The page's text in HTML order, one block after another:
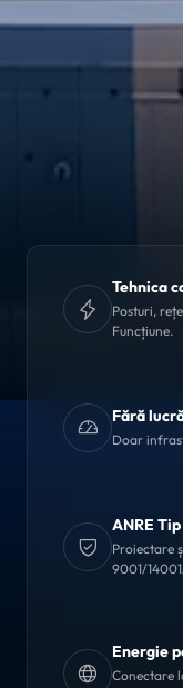
Tehnica
Posturi,
Funcțiune.
Fără
Doar
ANRE Tip
Proiectare
9001/
Energie
Conectare